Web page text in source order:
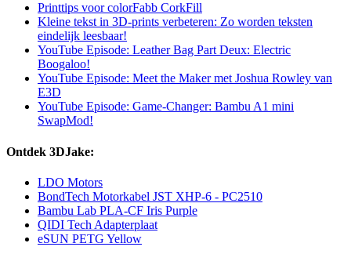
Printtips voor colorFabb CorkFill
Kleine tekst in 3D-prints verbeteren: Zo worden teksten
eindelijk leesbaar!
YouTube Episode: Leather Bag Part Deux: Electric
Boogaloo!
YouTube Episode: Meet the Maker met Joshua Rowley van
E3D
YouTube Episode: Game-Changer: Bambu A1 mini
SwapMod!
Ontdek 3DJake:
LDO Motors
BondTech Motorkabel JST XHP-6 - PC2510
Bambu Lab PLA-CF Iris Purple
QIDI Tech Adapterplaat
eSUN PETG Yellow